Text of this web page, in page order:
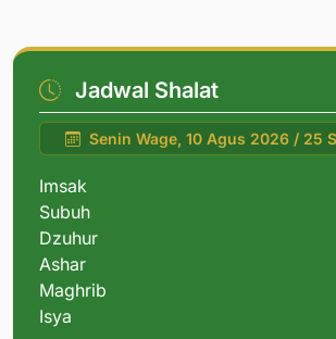
Jadwal Shalat
Senin Wage, 10 Agus 2026 / 25
Imsak
Subuh
Dzuhur
Ashar
Maghrib
Isya